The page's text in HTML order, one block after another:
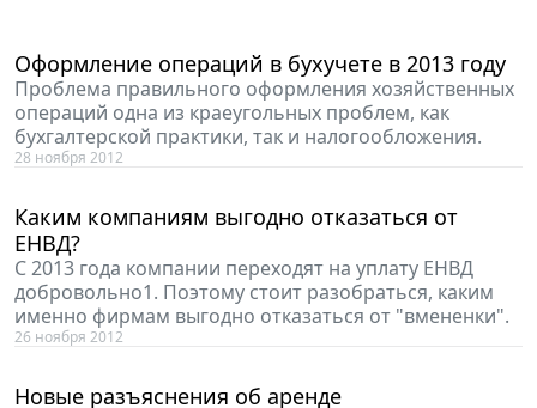
Оформление операций в бухучете в 2013 году
Проблема правильного оформления хозяйственных
операций одна из краеугольных проблем, как
бухгалтерской практики, так и налогообложения.
28 ноября 2012
Каким компаниям выгодно отказаться от
ЕНВД?
С 2013 года компании переходят на уплату ЕНВД
добровольно1. Поэтому стоит разобраться, каким
именно фирмам выгодно отказаться от "вмененки".
26 ноября 2012
Новые разъяснения об аренде